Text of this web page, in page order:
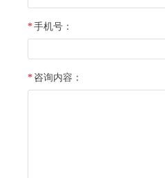
*手机号：
* 咨询内容：